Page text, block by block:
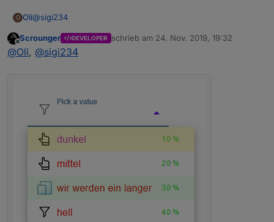
O Oli@sigi234
ja die 2 Minuten
Offline
Scrounger DEVELOPER schrieb am 24. Nov. 2019, 19:32
zuletzt editiert von
@Oli, @sigi234